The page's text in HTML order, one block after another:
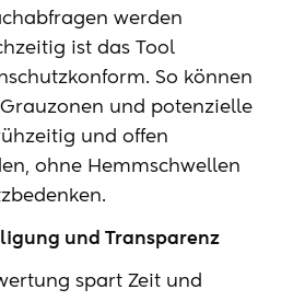
werden
ist das Tool
So können
und potenzielle
und offen
ohne Hemmschwellen
und Transparenz
spart Zeit und